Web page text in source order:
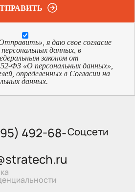
я даю свое согласие
данных, в
законом от
ФЗ «О персональных данных»,
определенных в Согласии на
данных.
492-68-Соцсети